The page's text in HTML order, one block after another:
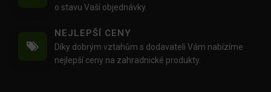
o stavu Vaší objednávky.
NEJLEPŠÍ CENY
Díky dobrým vztahům s dodavateli Vám nabízíme
nejlepší ceny na zahradnické produkty.